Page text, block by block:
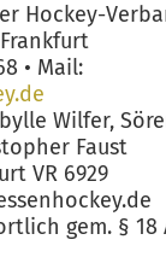
Hockey-
• Mail:
Wilfer,
Faust
VR 6929
gem. § 18